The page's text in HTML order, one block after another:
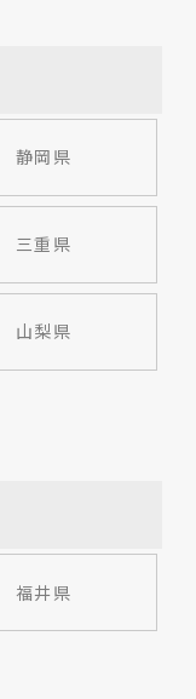
静岡県
三重県
山梨県
福井県